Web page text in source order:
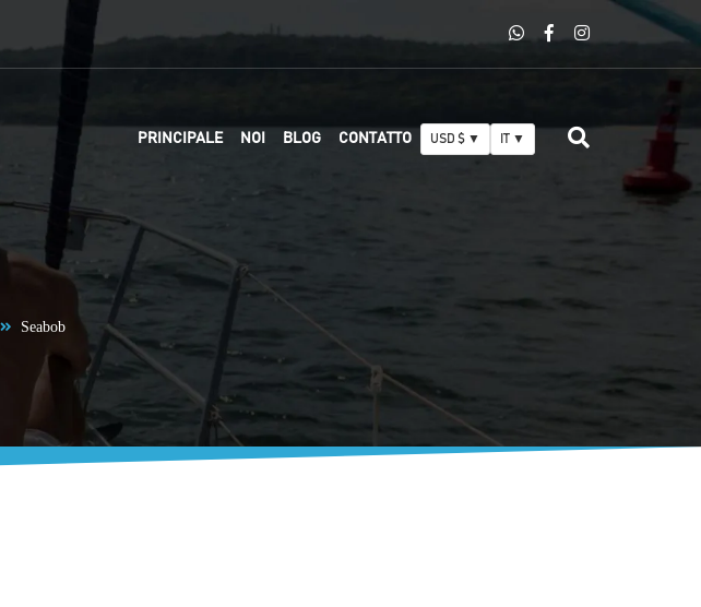
PRINCIPALE NOI BLOG CONTATTO USD $ ▼ IT ▼
Seabob